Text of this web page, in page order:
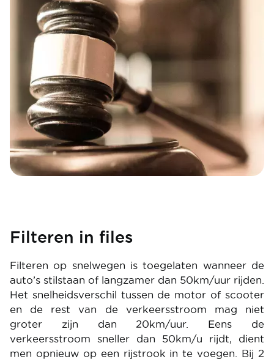
Filteren in files
Filteren op snelwegen is toegelaten wanneer de
auto’s stilstaan of langzamer dan 50km/uur rijden.
Het snelheidsverschil tussen de motor of scooter
en de rest van de verkeersstroom mag niet
groter zijn dan 20km/uur. Eens de
verkeersstroom sneller dan 50km/u rijdt, dient
men opnieuw op een rijstrook in te voegen. Bij 2